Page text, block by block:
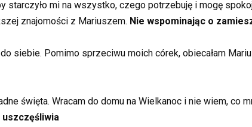
mi na wszystko, czego potrzebuję i mogę
znajomości z Mariuszem. Nie wspominając o
siebie. Pomimo sprzeciwu moich córek, obiecałam
święta. Wracam do domu na Wielkanoc i nie wiem, co
uszczęśliwia